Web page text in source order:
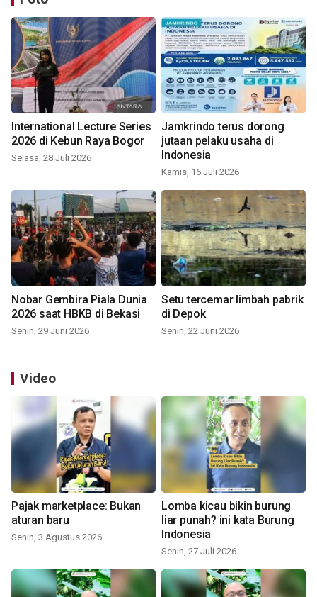
International Lecture Series
2026 di Kebun Raya Bogor
Selasa, 28 Juli 2026
Jamkrindo terus dorong
jutaan pelaku usaha di
Indonesia
Kamis, 16 Juli 2026
Nobar Gembira Piala Dunia
2026 saat HBKB di Bekasi
Senin, 29 Juni 2026
Setu tercemar limbah pabrik
di Depok
Senin, 22 Juni 2026
Video
Pajak marketplace: Bukan
aturan baru
Senin, 3 Agustus 2026
Lomba kicau bikin burung
liar punah? ini kata Burung
Indonesia
Senin, 27 Juli 2026